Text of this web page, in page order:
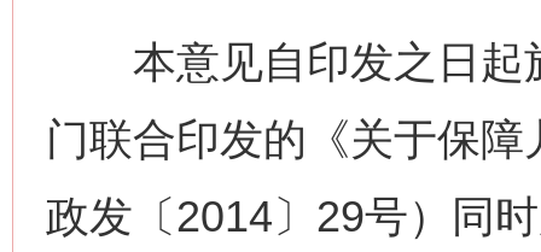
本意见自印发之日起
门联合印发的《关于保
政发〔2014〕29号）同